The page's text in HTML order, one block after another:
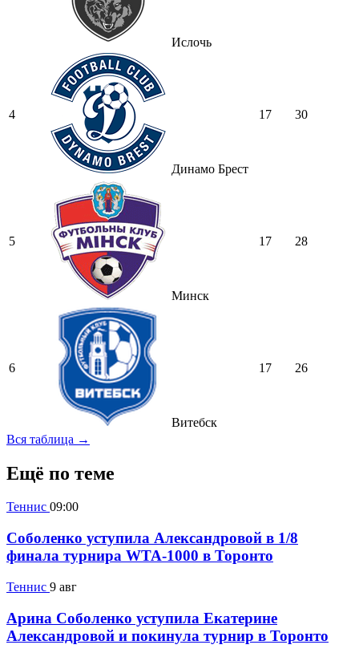
Ислочь
4
Динамо Брест
17 30
5
Минск
17 28
6
Витебск
17 26
Вся таблица →
Ещё по теме
Теннис 09:00
Соболенко уступила Александровой в 1/8
финала турнира WTA-1000 в Торонто
Теннис 9 авг
Арина Соболенко уступила Екатерине
Александровой и покинула турнир в Торонто